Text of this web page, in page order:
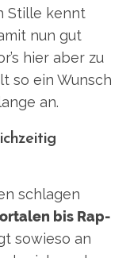
Stille kennt
nun gut
hier aber zu
so ein Wunsch
an.
schlagen
bis Rap-
sowieso an